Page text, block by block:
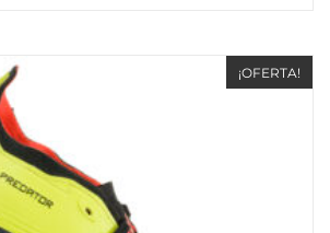
¡OFERTA!